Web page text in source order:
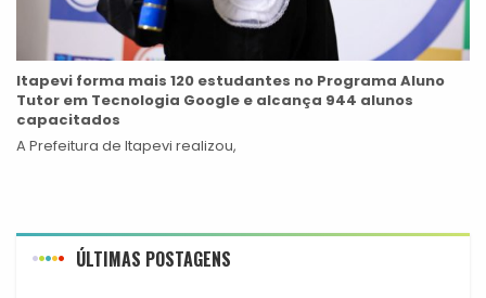
Itapevi forma mais 120 estudantes no Programa Aluno
Tutor em Tecnologia Google e alcança 944 alunos
capacitados
A Prefeitura de Itapevi realizou,
ÚLTIMAS POSTAGENS